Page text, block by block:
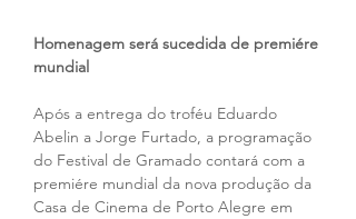
Homenagem será sucedida de premiére
mundial
Após a entrega do troféu Eduardo
Abelin a Jorge Furtado, a programação
do Festival de Gramado contará com a
premiére mundial da nova produção da
Casa de Cinema de Porto Alegre em